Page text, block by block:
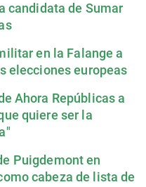
candidata de Sumar
en la Falange a
elecciones europeas
Ahora Repúblicas a
quiere ser la
Puigdemont en
cabeza de lista de